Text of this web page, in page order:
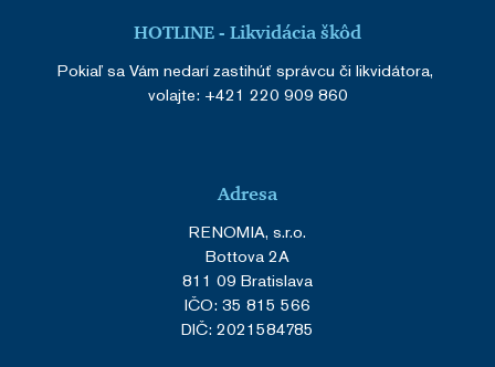
HOTLINE - Likvidácia škôd
Pokiaľ sa Vám nedarí zastihúť správcu či likvidátora,
volajte: +421 220 909 860
Adresa
RENOMIA, s.r.o.
Bottova 2A
811 09 Bratislava
IČO: 35 815 566
DIČ: 2021584785